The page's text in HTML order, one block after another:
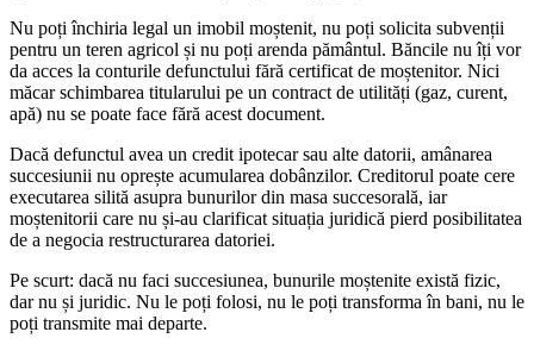
Nu poți închiria legal un imobil moștenit, nu poți solicita subvenții
pentru un teren agricol și nu poți arenda pământul. Băncile nu îți vor
da acces la conturile defunctului fără certificat de moștenitor. Nici
măcar schimbarea titularului pe un contract de utilități (gaz, curent,
apă) nu se poate face fără acest document.
Dacă defunctul avea un credit ipotecar sau alte datorii, amânarea
succesiunii nu oprește acumularea dobânzilor. Creditorul poate cere
executarea silită asupra bunurilor din masa succesorală, iar
moștenitorii care nu și-au clarificat situația juridică pierd posibilitatea
de a negocia restructurarea datoriei.
Pe scurt: dacă nu faci succesiunea, bunurile moștenite există fizic,
dar nu și juridic. Nu le poți folosi, nu le poți transforma în bani, nu le
poți transmite mai departe.